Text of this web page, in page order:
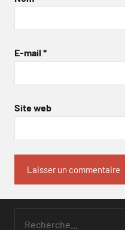
E-mail *
Site web